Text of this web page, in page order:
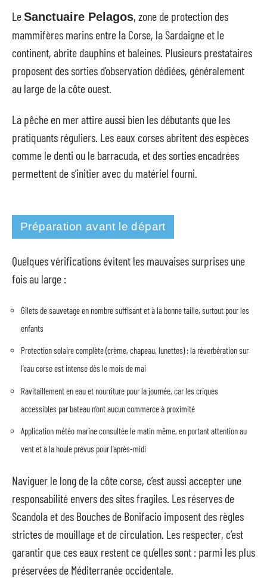
LeSanctuaire Pelagos, zone de protection des
mammifères marins entre la Corse, la Sardaigne et le
continent, abrite dauphins et baleines. Plusieurs prestataires
proposent des sorties d’observation dédiées, généralement
au large de la côte ouest.
La pêche en mer attire aussi bien les débutants que les
pratiquants réguliers. Les eaux corses abritent des espèces
comme le denti ou le barracuda, et des sorties encadrées
permettent de s’initier avec du matériel fourni.
Préparation avant le départ
Quelques vérifications évitent les mauvaises surprises une
fois au large :
Gilets de sauvetage en nombre suffisant et à la bonne taille, surtout pour les
enfants
Protection solaire complète (crème, chapeau, lunettes) : la réverbération sur
l’eau corse est intense dès le mois de mai
Ravitaillement en eau et nourriture pour la journée, car les criques
accessibles par bateau n’ont aucun commerce à proximité
Application météo marine consultée le matin même, en portant attention au
vent et à la houle prévus pour l’après-midi
Naviguer le long de la côte corse, c’est aussi accepter une
responsabilité envers des sites fragiles. Les réserves de
Scandola et des Bouches de Bonifacio imposent des règles
strictes de mouillage et de circulation. Les respecter, c’est
garantir que ces eaux restent ce qu’elles sont : parmi les plus
préservées de Méditerranée occidentale.